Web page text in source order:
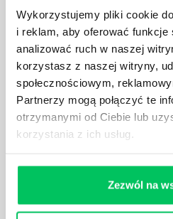
Wykorzystujemy pliki cookie
i reklam, aby oferować funkcje
analizować ruch w naszej
korzystasz z naszej witryny,
społecznościowym,
Partnerzy mogą połączyć te
otrzymanymi od Ciebie lub
korzystania z ich usług.
Zezwól na
Prawo wodne to dość
ustawodawstwie polskim. Na
polega? Kogo w zasadzie
egzekwowanie prawa
odpowiemy pokrótce poniżej.
GDZIE MOŻEMY
WYMAGANIAMI NORM